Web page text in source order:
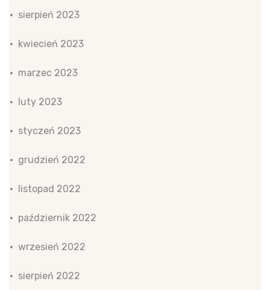
sierpień 2023
kwiecień 2023
marzec 2023
luty 2023
styczeń 2023
grudzień 2022
listopad 2022
październik 2022
wrzesień 2022
sierpień 2022